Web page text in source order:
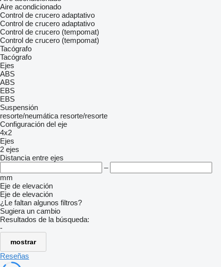
Aire acondicionado
Control de crucero adaptativo
Control de crucero adaptativo
Control de crucero (tempomat)
Control de crucero (tempomat)
Tacógrafo
Tacógrafo
Ejes
ABS
ABS
EBS
EBS
Suspensión
resorte/neumática resorte/resorte
Configuración del eje
4x2
Ejes
2 ejes
Distancia entre ejes
–
mm
Eje de elevación
Eje de elevación
¿Le faltan algunos filtros?
Sugiera un cambio
Resultados de la búsqueda:
-
mostrar
Reseñas